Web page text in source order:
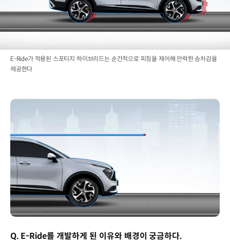
E-Ride가 적용된 스포티지 하이브리드는 순간적으로 피칭을 제어해 안락한 승차감을
제공한다
Q. E-Ride를 개발하게 된 이유와 배경이 궁금하다.